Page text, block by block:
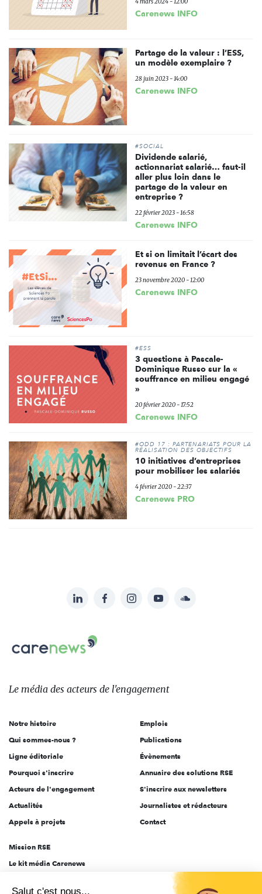
Carenews INFO
Partage de la valeur : l’ESS,
un modèle exemplaire ?
28 juin 2023 - 14:00
Carenews INFO
#SOCIAL
Dividende salarié,
actionnariat salarié… faut-il
aller plus loin dans le
partage de la valeur en
entreprise ?
22 février 2023 - 16:58
Carenews INFO
Et si on limitait l’écart des
revenus en France ?
23 novembre 2020 - 12:00
Carenews INFO
#ESS
3 questions à Pascale-
Dominique Russo sur la «
souffrance en milieu engagé
»
20 février 2020 - 17:52
Carenews INFO
#ODD 17 : PARTENARIATS POUR LA
RÉALISATION DES OBJECTIFS
10 initiatives d’entreprises
pour mobiliser les salariés
4 février 2020 - 22:37
Carenews PRO
sur:
LinkedInFacebookInstagramYouTubeSoundcloud
Carenews,
Le
des
l'engagement
Le média des acteurs de l'engagement
Notre histoire
Qui sommes-nous ?
Ligne éditoriale
Pourquoi s'inscrire
Acteurs de l'engagement
Actualités
Appels à projets
Emplois
Publications
Évènements
Annuaire des solutions RSE
S'inscrire aux newsletters
Journalistes et rédacteurs
Contact
Mission RSE
Le kit média Carenews
Salut c'est nous...